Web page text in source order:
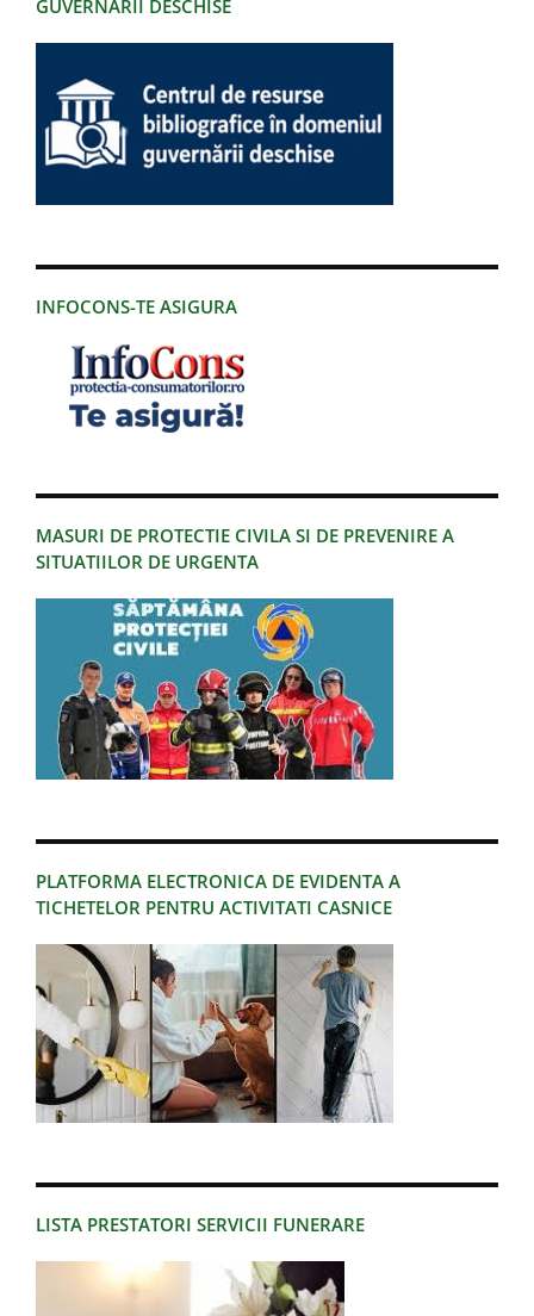
GUVERNĂRII DESCHISE
INFOCONS-TE ASIGURA
MASURI DE PROTECTIE CIVILA SI DE PREVENIRE A
SITUATIILOR DE URGENTA
PLATFORMA ELECTRONICA DE EVIDENTA A
TICHETELOR PENTRU ACTIVITATI CASNICE
LISTA PRESTATORI SERVICII FUNERARE